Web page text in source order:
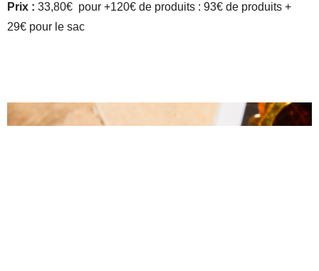
Prix : 33,80€ pour +120€ de produits : 93€ de produits +
29€ pour le sac